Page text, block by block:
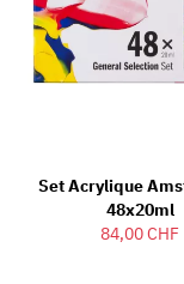
Set Acrylique
48x20ml
84,00 CHF